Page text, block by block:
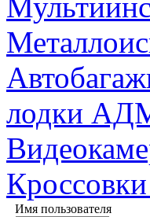
лодки
Имя пользователя